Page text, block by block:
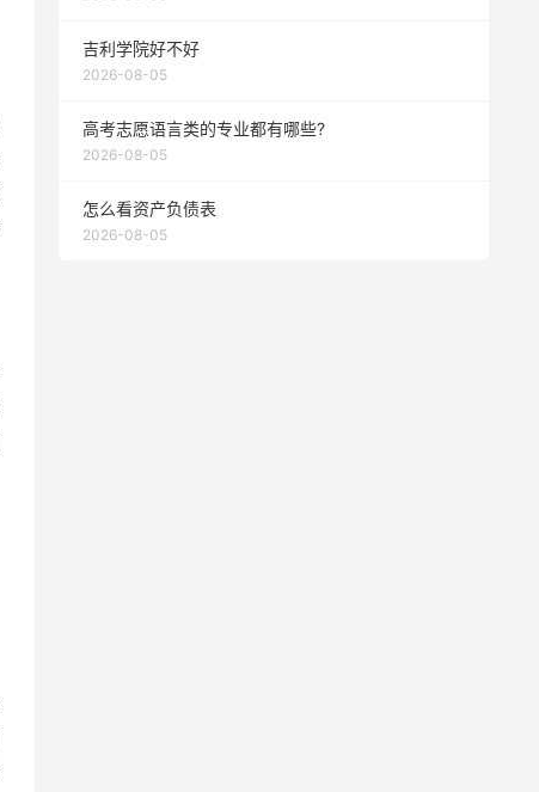
吉利学院好不好
2026-08-05
高考志愿语言类的专业都有哪些?
2026-08-05
怎么看资产负债表
2026-08-05